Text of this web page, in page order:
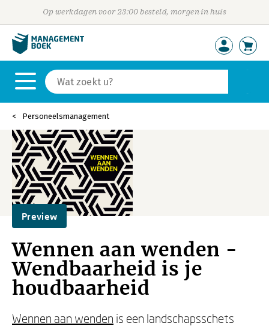
Op werkdagen voor 23:00 besteld, morgen in huis
Personeelsmanagement
Preview
Wennen aan wenden -
Wendbaarheid is je
houdbaarheid
Wennen aan wenden is een landschapsschets